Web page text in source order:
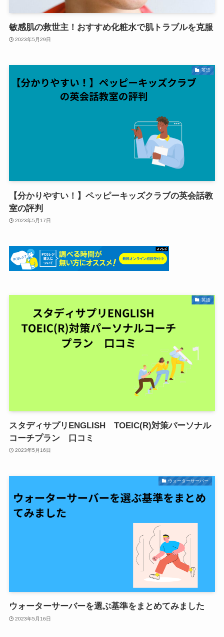
敏感肌の救世主！おすすめ化粧水で肌トラブルを克服
2023年5月29日
英語
【分かりやすい！】ペッピーキッズクラブの英会話教
室の評判
2023年5月17日
英語
スタディサプリENGLISH TOEIC(R)対策パーソナル
コーチプラン 口コミ
2023年5月16日
ウォーターサーバー
ウォーターサーバーを選ぶ基準をまとめてみました
2023年5月16日